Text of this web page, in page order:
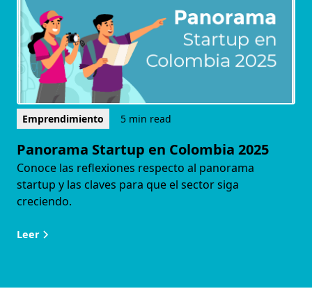
Emprendimiento 5 min read
Panorama Startup en Colombia 2025
Conoce las reflexiones respecto al panorama
startup y las claves para que el sector siga
creciendo.
Leer